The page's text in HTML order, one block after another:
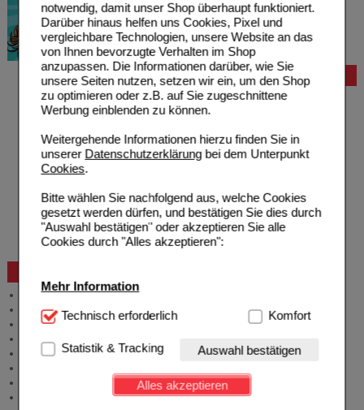
notwendig, damit unser Shop überhaupt funktioniert.
Darüber hinaus helfen uns Cookies, Pixel und
vergleichbare Technologien, unsere Website an das
von Ihnen bevorzugte Verhalten im Shop
anzupassen. Die Informationen darüber, wie Sie
unsere Seiten nutzen, setzen wir ein, um den Shop
zu optimieren oder z.B. auf Sie zugeschnittene
Werbung einblenden zu können.
Weitergehende Informationen hierzu finden Sie in
unserer Datenschutzerklärungbei dem Unterpunkt
Cookies.
Bitte wählen Sie nachfolgend aus, welche Cookies
gesetzt werden dürfen, und bestätigen Sie dies durch
"Auswahl bestätigen" oder akzeptieren Sie alle
Cookies durch "Alles akzeptieren":
Mehr Information
Technisch Notwendig:Hierbei handelt es sich um
Website notwendig sind (z.B. Navigation, Warenkorb,
Kundenkonto), weshalb auf diese nicht verzichtet
werden kann.
Technisch erforderlich Komfort
Statistik & Tracking Auswahl bestätigen
Alles akzeptieren
Bestellung
Hilfe zur Anmeldung
Hilfe zum Bestellvorgang
Rezepte einlösen
Freiumschläge anfordern
Reklamation
Widerrufsformular
Problembehebung
Bestellschein
Allgemeine Information
Produktberatung
Meldung Arzneimittelrisiken
Angebote & Downloads